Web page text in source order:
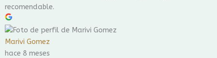
recomendable.
Marivi Gomez
hace 8 meses